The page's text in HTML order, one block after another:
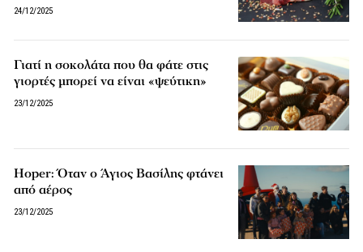
24/12/2025
Γιατί η σοκολάτα που θα φάτε στις
γιορτές μπορεί να είναι «ψεύτικη»
23/12/2025
Hoper: Όταν ο Άγιος Βασίλης φτάνει
από αέρος
23/12/2025